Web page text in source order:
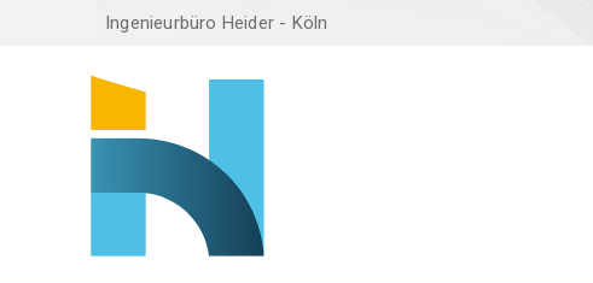
Ingenieurbüro Heider - Köln